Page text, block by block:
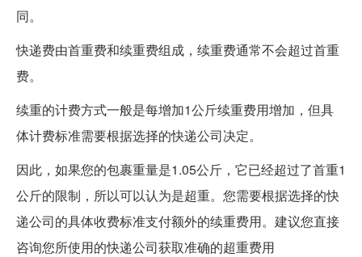
同。
快递费由首重费和续重费组成，续重费通常不会超过首重
费。
续重的计费方式一般是每增加1公斤续重费用增加，但具
体计费标准需要根据选择的快递公司决定。
因此，如果您的包裹重量是1.05公斤，它已经超过了首重1
公斤的限制，所以可以认为是超重。您需要根据选择的快
递公司的具体收费标准支付额外的续重费用。建议您直接
咨询您所使用的快递公司获取准确的超重费用